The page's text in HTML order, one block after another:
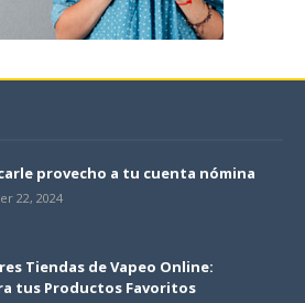
provecho a tu cuenta nómina
22, 2024
Tiendas de Vapeo Online:
tus Productos Favoritos